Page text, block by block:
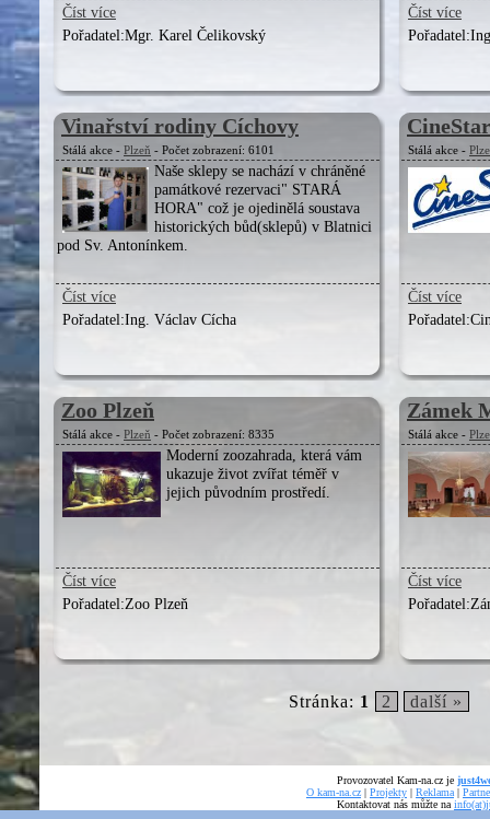
Číst více
Pořadatel:Mgr. Karel Čelikovský
Číst více
Pořadatel:
Vinařství rodiny Cíchovy
Stálá akce - Plzeň - Počet zobrazení: 6101
Naše sklepy se nachází v chráněné
památkové rezervaci" STARÁ
HORA" což je ojedinělá soustava
historických bůd(sklepů) v Blatnici
pod Sv. Antonínkem.
Číst více
Pořadatel:Ing. Václav Cícha
Stálá akce -
Číst více
Pořadatel:
Zoo Plzeň
Stálá akce - Plzeň - Počet zobrazení: 8335
Moderní zoozahrada, která vám
ukazuje život zvířat téměř v
jejich původním prostředí.
Číst více
Pořadatel:Zoo Plzeň
Zámek
Stálá akce -
Číst více
Pořadatel:
Stránka: 1 2 další »
Provozovatel Kam-na.cz je
O kam-na.cz | Projekty | Reklama |
Kontaktovat nás můžte na